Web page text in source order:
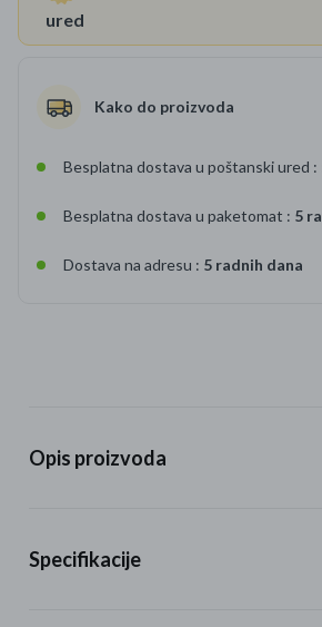
ured
Kako do proizvoda
Besplatna dostava u poštanski ured :
Besplatna dostava u paketomat : 5
Dostava na adresu : 5 radnih dana
Opis proizvoda
Specifikacije